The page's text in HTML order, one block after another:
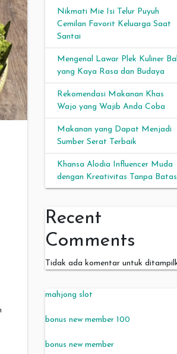
Nikmati Mie Isi Telur Puyuh
Cemilan Favorit Keluarga Saat
Santai
Mengenal Lawar Plek Kuliner
yang Kaya Rasa dan Budaya
Rekomendasi Makanan Khas
Wajo yang Wajib Anda Coba
Makanan yang Dapat Menjadi
Sumber Serat Terbaik
Khansa Alodia Influencer Muda
dengan Kreativitas Tanpa Batas
Recent
Comments
Tidak ada komentar untuk
mahjong slot
bonus new member 100
bonus new member